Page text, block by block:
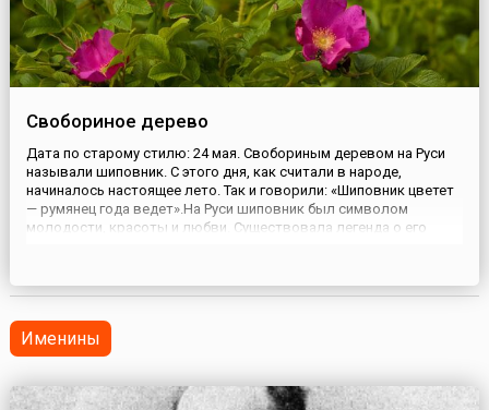
Свобориное дерево
Дата по старому стилю: 24 мая. Свобориным деревом на Руси
называли шиповник. С этого дня, как считали в народе,
начиналось настоящее лето. Так и говорили: «Шиповник цветет
— румянец года ведет».На Руси шиповник был символом
молодости, красоты и любви. Существовала легенда о его
Именины